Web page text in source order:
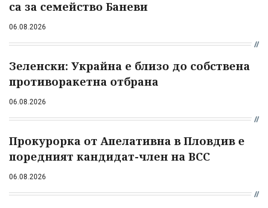
са за семейство Баневи
06.08.2026
Зеленски: Украйна е близо до собствена
противоракетна отбрана
06.08.2026
Прокурорка от Апелативна в Пловдив е
поредният кандидат-член на ВСС
06.08.2026